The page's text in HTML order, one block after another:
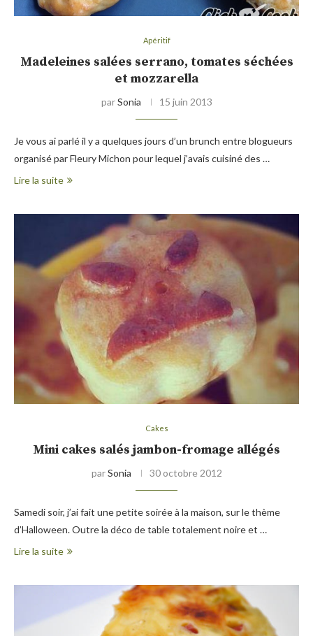
Apéritif
Madeleines salées serrano, tomates séchées
et mozzarella
parSonia 15 juin 2013
Je vous ai parlé il y a quelques jours d’un brunch entre blogueurs
organisé par Fleury Michon pour lequel j’avais cuisiné des …
Lire la suite
Cakes
Mini cakes salés jambon-fromage allégés
parSonia 30 octobre 2012
Samedi soir, j’ai fait une petite soirée à la maison, sur le thème
d’Halloween. Outre la déco de table totalement noire et …
Lire la suite